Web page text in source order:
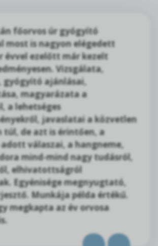
főorvos úr gyógyító
most is nagyon elégedett
évvel ezelőtt már kezelt
Vizsgálata,
gyógyító ajánlásai,
magyarázata a
a lehetséges
javaslatai a közvetlen
túl, de azt is érintően, a
válaszai, a hangneme,
mind-mind nagy tudásról,
elhivatottságról
Egyénisége megnyugtató,
Munkája példa értékű.
megkapta az év orvosa